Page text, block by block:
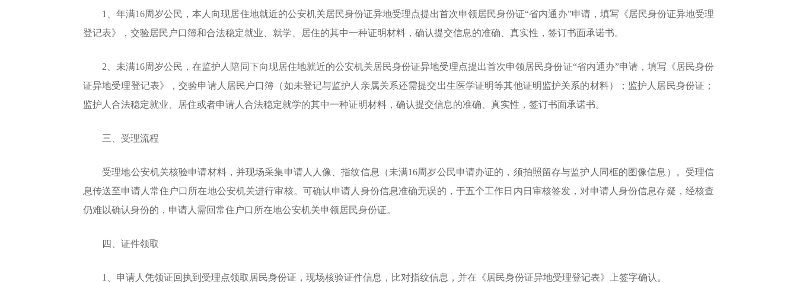
1、年满16周岁公民，本人向现居住地就近的公安机关居民身份证异地受理点提出首次申领居民身份证“省内通办”申请，填写《居民身份证异地受理
登记表》，交验居民户口簿和合法稳定就业、就学、居住的其中一种证明材料，确认提交信息的准确、真实性，签订书面承诺书。
2、未满16周岁公民，在监护人陪同下向现居住地就近的公安机关居民身份证异地受理点提出首次申领居民身份证“省内通办”申请，填写《居民身份
证异地受理登记表》，交验申请人居民户口簿（如未登记与监护人亲属关系还需提交出生医学证明等其他证明监护关系的材料）；监护人居民身份证；
监护人合法稳定就业、居住或者申请人合法稳定就学的其中一种证明材料，确认提交信息的准确、真实性，签订书面承诺书。
三、受理流程
受理地公安机关核验申请材料，并现场采集申请人人像、指纹信息（未满16周岁公民申请办证的，须拍照留存与监护人同框的图像信息）。受理信
息传送至申请人常住户口所在地公安机关进行审核。可确认申请人身份信息准确无误的，于五个工作日内日审核签发，对申请人身份信息存疑，经核查
仍难以确认身份的，申请人需回常住户口所在地公安机关申领居民身份证。
四、证件领取
1、申请人凭领证回执到受理点领取居民身份证，现场核验证件信息，比对指纹信息，并在《居民身份证异地受理登记表》上签字确认。